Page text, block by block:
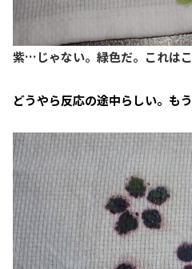
紫…じゃない。緑色だ。これはこ
どうやら反応の途中らしい。も